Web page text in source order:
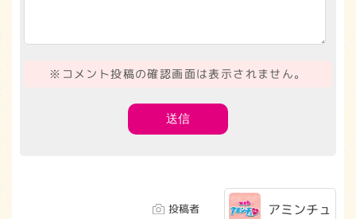
※コメント投稿の確認画面は表示されません。
投稿者 アミンチュ